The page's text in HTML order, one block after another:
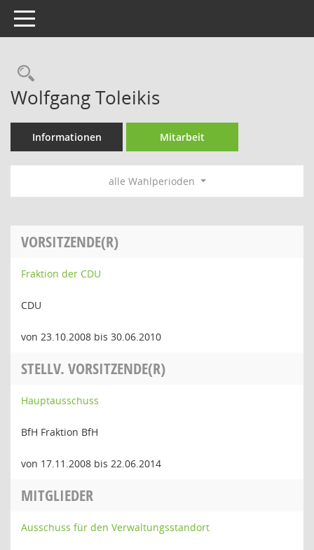
Toggle navigation
Rechercheauswahl
Wolfgang Toleikis
Informationen Mitarbeit
alle Wahlperioden
VORSITZENDE(R)
Fraktion der CDU
CDU
von 23.10.2008 bis 30.06.2010
STELLV. VORSITZENDE(R)
Hauptausschuss
BfH Fraktion BfH
von 17.11.2008 bis 22.06.2014
MITGLIEDER
Ausschuss für den Verwaltungsstandort